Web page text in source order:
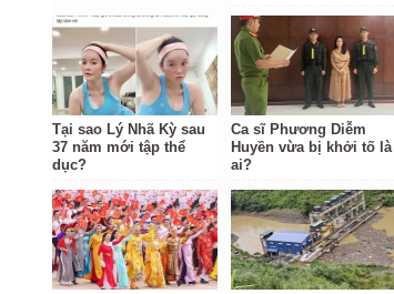
Tại sao Lý Nhã Kỳ sau
37 năm mới tập thể
dục?
Ca sĩ Phương Diễm
Huyền vừa bị khởi tố là
ai?